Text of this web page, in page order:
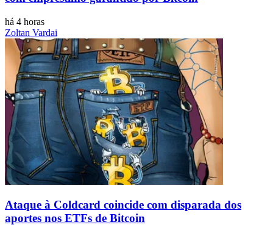
há 4 horas
Zoltan Vardai
Ataque à Coldcard coincide com disparada dos
aportes nos ETFs de Bitcoin